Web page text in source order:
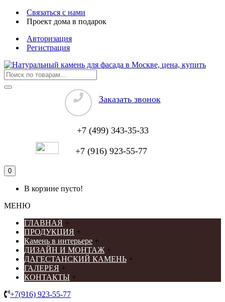
Связаться с нами
Проект дома в подарок
Авторизация
Регистрация
Заказать звонок
+7 (499) 343-35-33
+7 (916) 923-55-77
0
В корзине пусто!
МЕНЮ
ГЛАВНАЯ +
ПРОДУКЦИЯ +
Камень в интерьере +
ДИЗАЙН И МОНТАЖ +
ДАГЕСТАНСКИЙ КАМЕНЬ +
ГАЛЕРЕЯ +
КОНТАКТЫ +
+7(916) 923-55-77